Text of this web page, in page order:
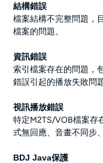
結構錯誤
檔案結構不完整問題，
檔案的問題。
資訊錯誤
索引檔案存在的問題，
錯誤引起的播放失敗問題
視訊播放錯誤
特定M2TS/VOB檔案存
式無回應、音畫不同步
BDJ Java保護